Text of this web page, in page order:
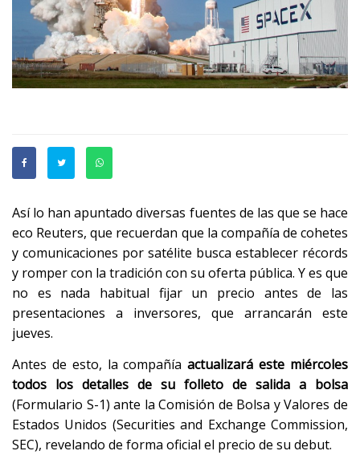
Así lo han apuntado diversas fuentes de las que se hace
eco Reuters, que recuerdan que la compañía de cohetes
y comunicaciones por satélite busca establecer récords
y romper con la tradición con su oferta pública. Y es que
no es nada habitual fijar un precio antes de las
presentaciones a inversores, que arrancarán este
jueves.
Antes de esto, la compañíaactualizará este miércoles
todos los detalles de su folleto de salida a bolsa
(Formulario S-1) ante la Comisión de Bolsa y Valores de
Estados Unidos (Securities and Exchange Commission,
SEC), revelando de forma oficial el precio de su debut.